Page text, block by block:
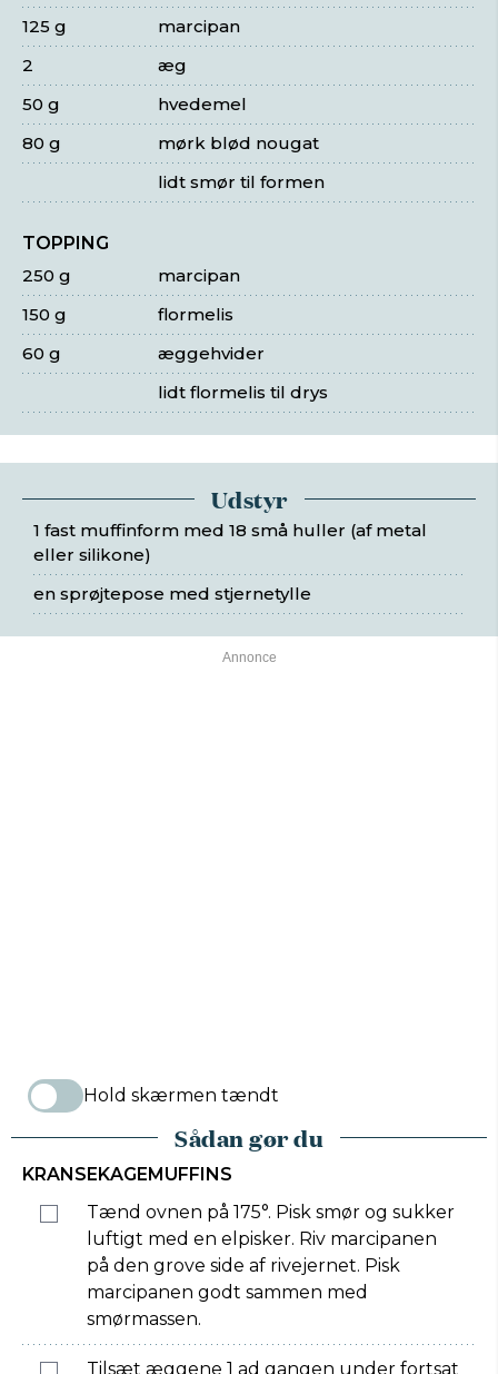
marcipan
125 g
æg
2
hvedemel
50 g
mørk blød nougat
80 g
lidt smør til formen
TOPPING
marcipan
250 g
flormelis
150 g
æggehvider
60 g
lidt flormelis til drys
Udstyr
1 fast muffinform med 18 små huller (af metal
eller silikone)
en sprøjtepose med stjernetylle
Hold skærmen tændt
Sådan gør du
KRANSEKAGEMUFFINS
Tænd ovnen på 175°. Pisk smør og sukker
luftigt med en elpisker. Riv marcipanen
på den grove side af rivejernet. Pisk
marcipanen godt sammen med
smørmassen.
Tilsæt æggene 1 ad gangen under fortsat